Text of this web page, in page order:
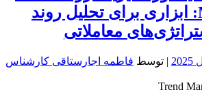
Manager MT5: ابزاری برای تحلیل روند
معاملاتی
| توسط فاطمه اجارستاقی کارشناس